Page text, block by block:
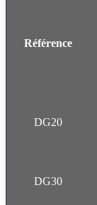
Référence
DG20
DG30